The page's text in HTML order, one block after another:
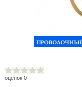
оценок 0